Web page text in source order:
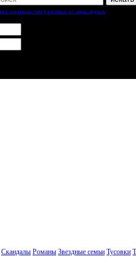
Скандалы Романы Звездные семьи Тусовки